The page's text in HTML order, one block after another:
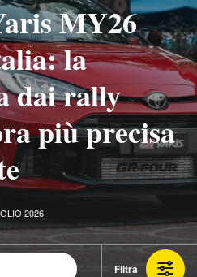
MY26
la
dai rally
più precisa
2026
Filtra